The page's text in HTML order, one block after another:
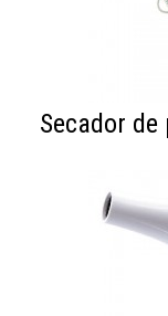
Secador